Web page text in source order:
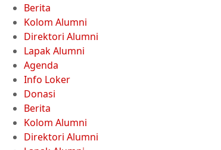
Berita
Kolom Alumni
Direktori Alumni
Lapak Alumni
Agenda
Info Loker
Donasi
Berita
Kolom Alumni
Direktori Alumni